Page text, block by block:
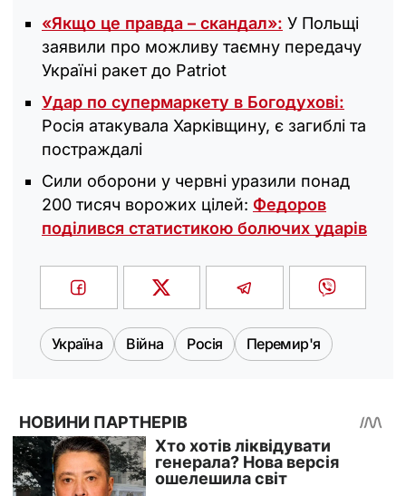
«Якщо це правда – скандал»: У Польщі
заявили про можливу таємну передачу
Україні ракет до Patriot
Удар по супермаркету в Богодухові:
Росія атакувала Харківщину, є загиблі та
постраждалі
Сили оборони у червні уразили понад
200 тисяч ворожих цілей: Федоров
поділився статистикою болючих ударів
Україна Війна Росія Перемир'я